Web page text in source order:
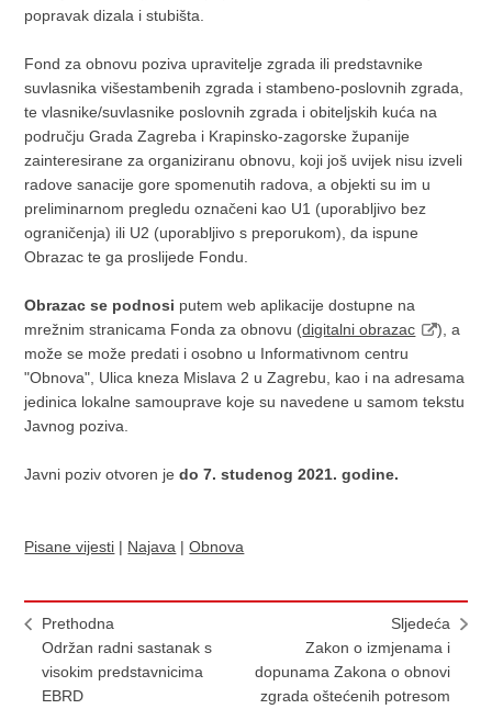
popravak dizala i stubišta.
Fond za obnovu poziva upravitelje zgrada ili predstavnike
suvlasnika višestambenih zgrada i stambeno-poslovnih zgrada,
te vlasnike/suvlasnike poslovnih zgrada i obiteljskih kuća na
području Grada Zagreba i Krapinsko-zagorske županije
zainteresirane za organiziranu obnovu, koji još uvijek nisu izveli
radove sanacije gore spomenutih radova, a objekti su im u
preliminarnom pregledu označeni kao U1 (uporabljivo bez
ograničenja) ili U2 (uporabljivo s preporukom), da ispune
Obrazac te ga proslijede Fondu.
Obrazac se podnosi putem web aplikacije dostupne na
mrežnim stranicama Fonda za obnovu (digitalni obrazac
), a
može se može predati i osobno u Informativnom centru
"Obnova", Ulica kneza Mislava 2 u Zagrebu, kao i na adresama
jedinica lokalne samouprave koje su navedene u samom tekstu
Javnog poziva.
Javni poziv otvoren jedo 7. studenog 2021. godine.
Pisane vijesti | Najava |Obnova
Prethodna
Održan radni sastanak s
visokim predstavnicima
EBRD
Sljedeća
Zakon o izmjenama i
dopunama Zakona o obnovi
zgrada oštećenih potresom